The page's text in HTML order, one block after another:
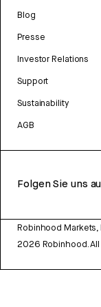
Blog
Presse
Investor Relations
Support
Sustainability
AGB
Folgen Sie uns
Robinhood Markets,
2026 Robinhood.